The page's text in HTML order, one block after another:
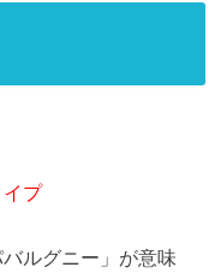
イプ
ルグニー」が意味